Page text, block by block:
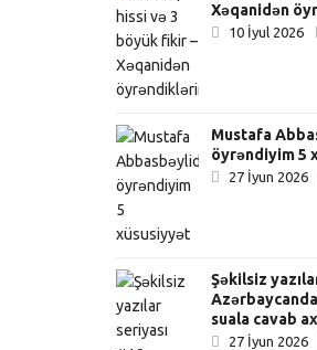
Xəqanidən
10 İyul 2026
Mustafa
öyrəndiyim 5
27 İyun 2026
Şəkilsiz
suala cavab
27 İyun 2026